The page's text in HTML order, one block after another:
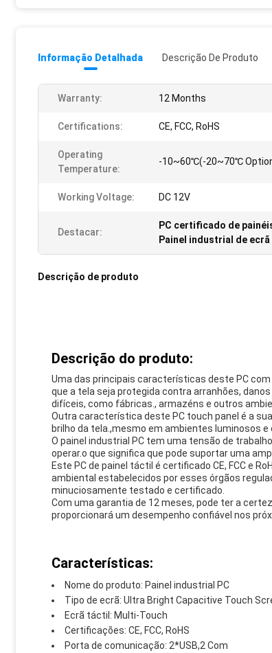
Informação Detalhada Descrição De Produto
Warranty: 12 Months
Certifications: CE, FCC, RoHS
Operating
Temperature:
-10~60℃(-20~70℃
Working Voltage: DC 12V
Destacar:
PC certificado de
Painel industrial de
Descrição de produto
Descrição do produto:
Uma das principais características deste PC
que a tela seja protegida contra arranhões,
difíceis, como fábricas., armazéns e outros
Outra característica deste PC touch panel é a
brilho da tela.,mesmo em ambientes luminosos e
O painel industrial PC tem uma tensão de
operar.o que significa que pode suportar uma
Este PC de painel táctil é certificado CE, FCC e
ambiental estabelecidos por esses órgãos
minuciosamente testado e certificado.
Com uma garantia de 12 meses, pode ter a
proporcionará um desempenho confiável nos
Características:
Nome do produto: Painel industrial PC
Tipo de ecrã: Ultra Bright Capacitive Touch
Ecrã táctil: Multi-Touch
Certificações: CE, FCC, RoHS
Porta de comunicação: 2*USB,2 Com